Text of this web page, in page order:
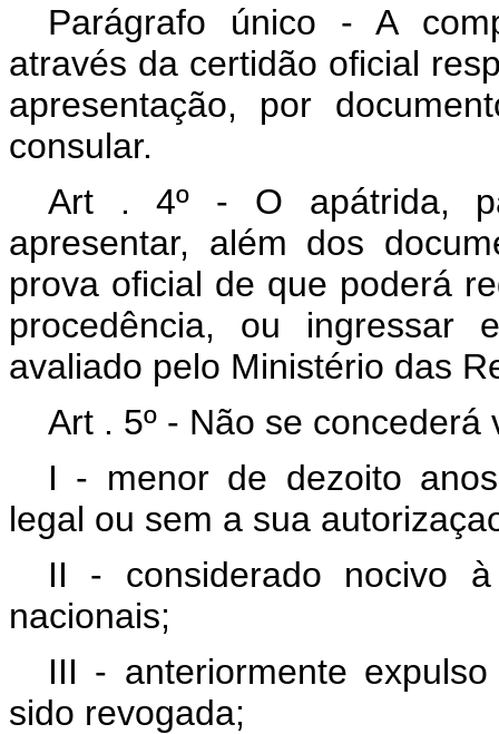
Parágrafo único - A
através da certidão oficial
apresentação, por
consular.
Art . 4º - O apátrida,
apresentar, além dos
prova oficial de que poderá
procedência, ou ingressar
avaliado pelo Ministério das
Art . 5º - Não se
I - menor de dezoito
legal ou sem a sua
II - considerado nocivo
nacionais;
III - anteriormente
sido revogada;